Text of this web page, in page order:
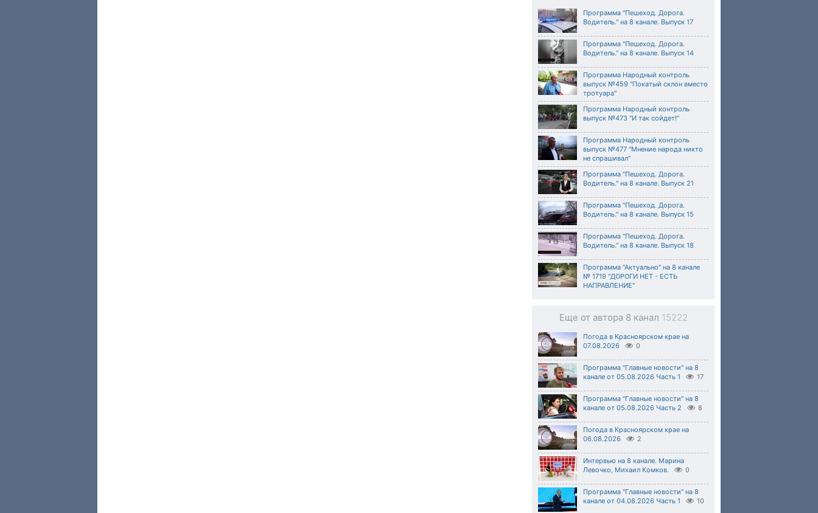
Программа "Пешеход. Дорога.
Водитель." на 8 канале. Выпуск 17
Программа "Пешеход. Дорога.
Водитель." на 8 канале. Выпуск 14
Программа Народный контроль
выпуск №459 "Покатый склон вместо
тротуара"
Программа Народный контроль
выпуск №473 "И так сойдет!"
Программа Народный контроль
выпуск №477 "Мнение народа никто
не спрашивал"
Программа "Пешеход. Дорога.
Водитель." на 8 канале. Выпуск 21
Программа "Пешеход. Дорога.
Водитель." на 8 канале. Выпуск 15
Программа "Пешеход. Дорога.
Водитель." на 8 канале. Выпуск 18
Программа "Актуально" на 8 канале
№ 1719 "ДОРОГИ НЕТ - ЕСТЬ
НАПРАВЛЕНИЕ"
Еще от автора 8 канал 15222
Погода в Красноярском крае на
07.08.2026
0
Программа "Главные новости" на 8
канале от 05.08.2026 Часть 1
17
Программа "Главные новости" на 8
канале от 05.08.2026 Часть 2
8
Погода в Красноярском крае на
06.08.2026
2
Интервью на 8 канале. Марина
Левочко, Михаил Комков.
0
Программа "Главные новости" на 8
канале от 04.08.2026 Часть 1
10